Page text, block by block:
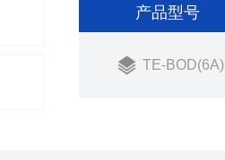
产品型号
TE-BOD(6A)